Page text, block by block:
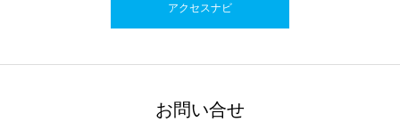
アクセスナビ
お問い合せ